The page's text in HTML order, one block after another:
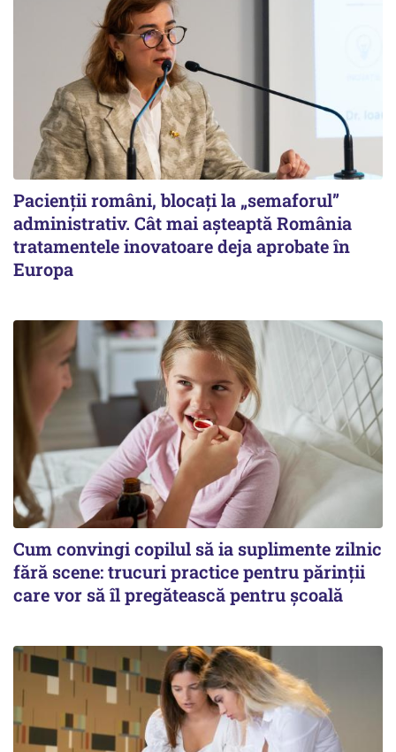
Pacienții români, blocați la „semaforul”
administrativ. Cât mai așteaptă România
tratamentele inovatoare deja aprobate în
Europa
Cum convingi copilul să ia suplimente zilnic
fără scene: trucuri practice pentru părinții
care vor să îl pregătească pentru școală